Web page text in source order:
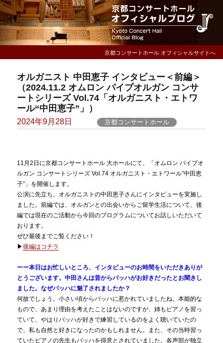
京都コンサートホール オフィシャルサイトへ
オルガニスト 中田恵子 インタビュー＜前編＞
（2024.11.2 オムロン パイプオルガン コンサ
ートシリーズ Vol.74「オルガニスト・エトワ
ール“中田恵子”」）
Posted
2024年9月28日 京都コンサートホール
11月2日に京都コンサートホール 大ホールにて、「オムロン パイプオ
ルガン コンサートシリーズ Vol.74 オルガニスト・エトワール”中田恵
子”」を開催します。
公演に先立ち、オルガニストの中田恵子さんにインタビューを実施し
ました。前編では、オルガンとの出会いからご留学生活について、後
編では現在のご活動から今回のプログラムについてお話しいただいて
おります。
ぜひ最後までご覧ください！
▶後編はコチラ
ーー本日はお忙しいところ、インタビューのお時間をいただきありが
とうございます。中田さんは昔からバッハがお好きだったとお聞きし
ました。なぜバッハに魅了されましたか？
何故でしょう。小さい頃からバッハに惹かれていましたね。本能的な
もので、あまり理由を考えたことはないのですが、姉もピアノを習っ
ていて、やはりバッハが好きで練習しているのをよく聴いていたの
で、私も自然と好きになったのかもしれません。また、その当時習っ
ていたピアノの先生もバッハを得意とされていました。各声部が独立